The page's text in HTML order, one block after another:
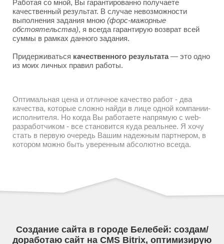
Работая со мной, Вы гарантированно получаете
качественный результат. В случае невозможности
выполнения задания мною (форс-мажорные
обстоятельства), я всегда гарантирую возврат всей
суммы в рамках данного задания.
Придерживаться качественного результата— это одно
из моих личных правил работы.
Оптимальная цена и отличное качество работ - два
качества, которые сложно найди в лице одной компании-
исполнителя. Но когда Вы работаете напрямую с web-
разработчиком - все становится куда реальнее. Я хочу
стать в первую очередь Вашим надежным партнером, в
котором можно быть уверенным абсолютно всегда.
Создание сайта в городе Белебей: создам/
доработаю сайт на CMS Bitrix, оптимизирую